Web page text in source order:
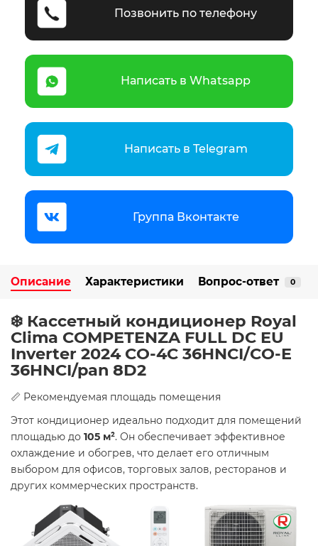
Позвонить по телефону
Написать в Whatsapp
Написать в Telegram
Группа Вконтакте
Описание Характеристики Вопрос-ответ 0
❄️ Кассетный кондиционер Royal
Clima COMPETENZA FULL DC EU
Inverter 2024 CO-4C 36HNCI/CO-E
36HNCI/pan 8D2
📏 Рекомендуемая площадь помещения
Этот кондиционер идеально подходит для помещений
площадью до 105 м². Он обеспечивает эффективное
охлаждение и обогрев, что делает его отличным
выбором для офисов, торговых залов, ресторанов и
других коммерческих пространств.